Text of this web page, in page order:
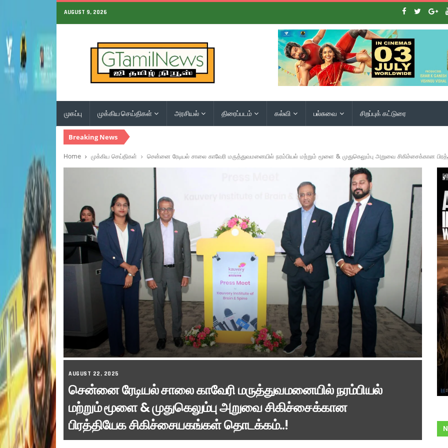
AUGUST 9, 2026
முகப்பு முக்கிய செய்திகள் அரசியல் திரைப்படம் கல்வி பல்சுவை சிறப்புக் கட்டுரை
Breaking News
Home முக்கிய செய்திகள் சென்னை ரேடியல் சாலை காவேரி மருத்துவமனையில் நரம்பியல் மற்றும் மூளை & முதுகெலும்பு அறுவை சிகிச்சைக்கான
AUGUST 22, 2025
சென்னை ரேடியல் சாலை காவேரி மருத்துவமனையில் நரம்பியல்
மற்றும் மூளை & முதுகெலும்பு அறுவை சிகிச்சைக்கான
பிரத்தியேக சிகிச்சையகங்கள் தொடக்கம்..!